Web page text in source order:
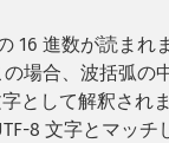
16 進数が読まれ
場合、波括弧の
として解釈され
8 文字とマッチ